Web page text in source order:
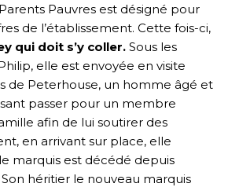
Pauvres est désigné pour
de l’établissement. Cette fois-ci,
qui doit s’y coller. Sous les
elle est envoyée en visite
de Peterhouse, un homme âgé et
passer pour un membre
afin de lui soutirer des
en arrivant sur place, elle
marquis est décédé depuis
héritier le nouveau marquis